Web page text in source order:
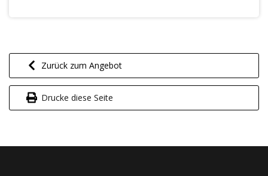
Zurück zum Angebot
Drucke diese Seite